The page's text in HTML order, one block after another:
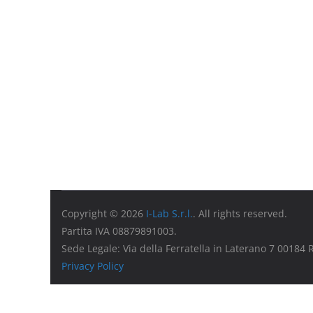
Copyright © 2026 I-Lab S.r.l.. All rights reserved.
Partita IVA 08879891003.
Sede Legale: Via della Ferratella in Laterano 7 00184
Privacy Policy